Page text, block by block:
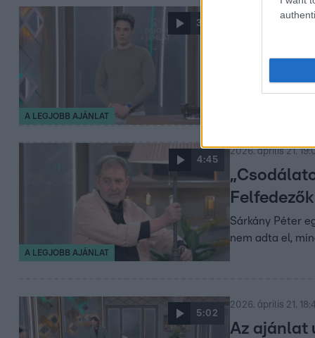
3:40
A LEGJOBB AJÁNLAT
2026. április 21.
A legjobb
megannyi
4:45
A LEGJOBB AJÁNLAT
2026. április 21.
Sárkány Péter
nem adta el,
5:02
2026. április 21.
Az ajánlat